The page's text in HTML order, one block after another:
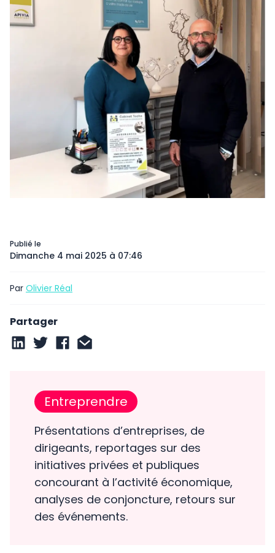
Publié le
Dimanche 4 mai 2025 à 07:46
Par Olivier Réal
Partager
Entreprendre
Présentations d’entreprises, de
dirigeants, reportages sur des
initiatives privées et publiques
concourant à l’activité économique,
analyses de conjoncture, retours sur
des événements.